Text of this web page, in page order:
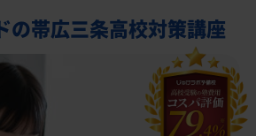
の帯広三条高校対策講座